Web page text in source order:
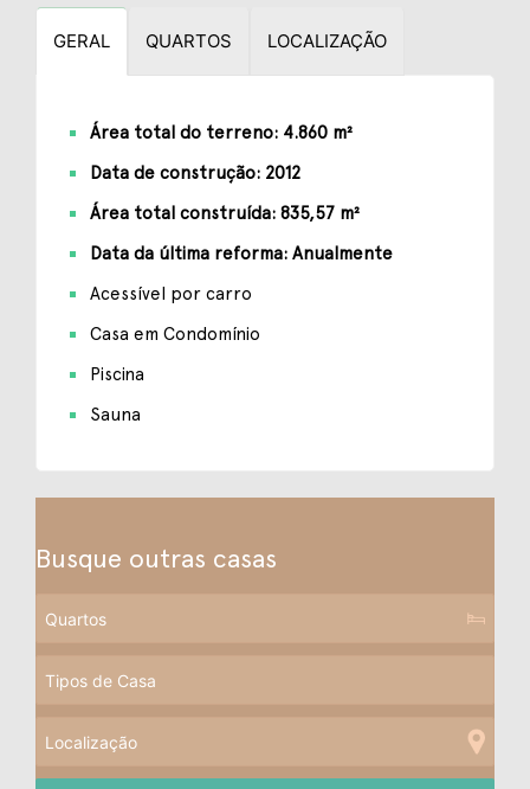
GERAL QUARTOS LOCALIZAÇÃO
Área total do terreno: 4.860 m²
Data de construção: 2012
Área total construída: 835,57 m²
Data da última reforma: Anualmente
Acessível por carro
Casa em Condomínio
Piscina
Sauna
Busque outras casas